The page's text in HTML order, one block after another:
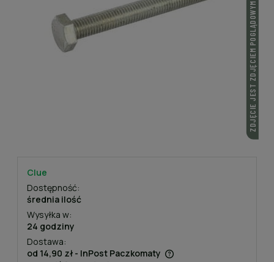
ZDJĘCIE JEST ZDJĘCIEM POGLĄDOWYM
Clue
Dostępność:
średnia ilość
Wysyłka w:
24 godziny
Dostawa:
od 14,90 zł - InPost Paczkomaty